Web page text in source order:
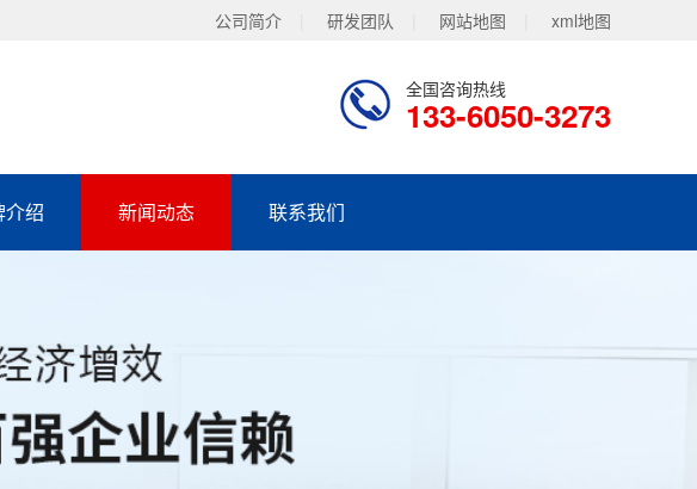
公司简介 研发团队 网站地图 xml地图
全国咨询热线
133-6050-3273
介绍 新闻动态 联系我们